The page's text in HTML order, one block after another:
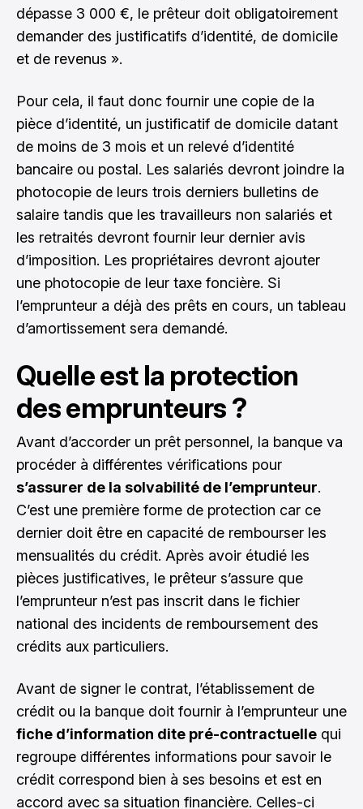
dépasse 3 000 €, le prêteur doit obligatoirement
demander des justificatifs d’identité, de domicile
et de revenus ».
Pour cela, il faut donc fournir une copie de la
pièce d’identité, un justificatif de domicile datant
de moins de 3 mois et un relevé d’identité
bancaire ou postal. Les salariés devront joindre la
photocopie de leurs trois derniers bulletins de
salaire tandis que les travailleurs non salariés et
les retraités devront fournir leur dernier avis
d’imposition. Les propriétaires devront ajouter
une photocopie de leur taxe foncière. Si
l’emprunteur a déjà des prêts en cours, un tableau
d’amortissement sera demandé.
Quelle est la protection
des emprunteurs ?
Avant d’accorder un prêt personnel, la banque va
procéder à différentes vérifications pour
s’assurer de la solvabilité de l’emprunteur.
C’est une première forme de protection car ce
dernier doit être en capacité de rembourser les
mensualités du crédit. Après avoir étudié les
pièces justificatives, le prêteur s’assure que
l’emprunteur n’est pas inscrit dans le fichier
national des incidents de remboursement des
crédits aux particuliers.
Avant de signer le contrat, l’établissement de
crédit ou la banque doit fournir à l’emprunteur une
fiche d’information dite pré-contractuelle qui
regroupe différentes informations pour savoir le
crédit correspond bien à ses besoins et est en
accord avec sa situation financière. Celles-ci